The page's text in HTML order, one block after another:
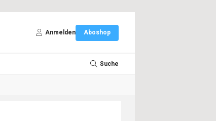
Anmelden Aboshop
Suche